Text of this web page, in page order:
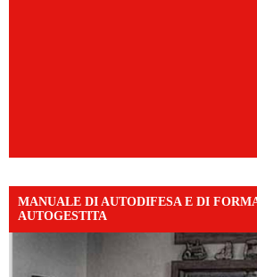
MANUALE DI AUTODIFESA E DI
AUTOGESTITA